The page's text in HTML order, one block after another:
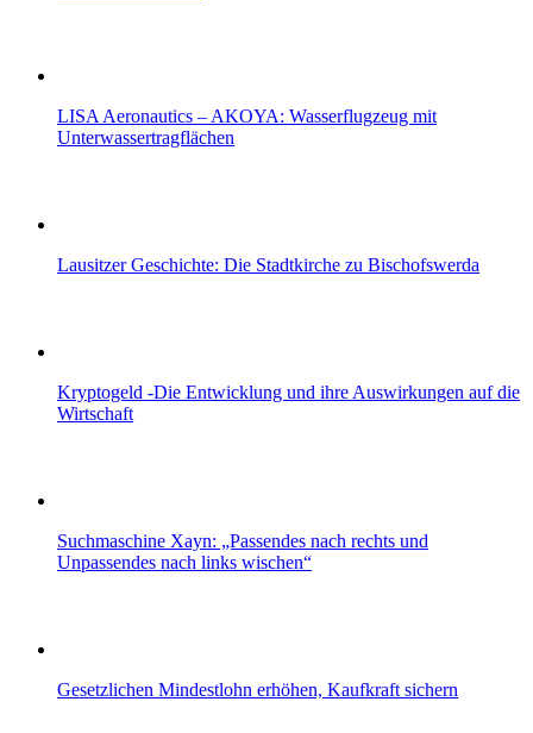
LISA Aeronautics – AKOYA: Wasserflugzeug mit
Unterwassertragflächen
Lausitzer Geschichte: Die Stadtkirche zu Bischofswerda
Kryptogeld -Die Entwicklung und ihre Auswirkungen auf die
Wirtschaft
Suchmaschine Xayn: „Passendes nach rechts und
Unpassendes nach links wischen“
Gesetzlichen Mindestlohn erhöhen, Kaufkraft sichern